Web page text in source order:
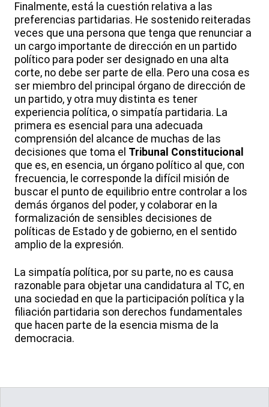
Finalmente, está la cuestión relativa a las
preferencias partidarias. He sostenido reiteradas
veces que una persona que tenga que renunciar a
un cargo importante de dirección en un partido
político para poder ser designado en una alta
corte, no debe ser parte de ella. Pero una cosa es
ser miembro del principal órgano de dirección de
un partido, y otra muy distinta es tener
experiencia política, o simpatía partidaria. La
primera es esencial para una adecuada
comprensión del alcance de muchas de las
decisiones que toma el Tribunal Constitucional
que es, en esencia, un órgano político al que, con
frecuencia, le corresponde la difícil misión de
buscar el punto de equilibrio entre controlar a los
demás órganos del poder, y colaborar en la
formalización de sensibles decisiones de
políticas de Estado y de gobierno, en el sentido
amplio de la expresión.
La simpatía política, por su parte, no es causa
razonable para objetar una candidatura al TC, en
una sociedad en que la participación política y la
filiación partidaria son derechos fundamentales
que hacen parte de la esencia misma de la
democracia.